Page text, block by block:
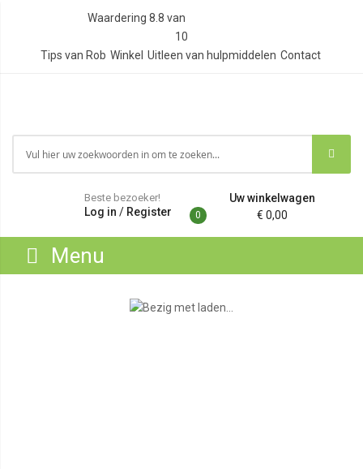
Waardering 8.8 van
10
Tips van Rob Winkel Uitleen van hulpmiddelen Contact
Beste bezoeker!
Log in / Register
Uw winkelwagen
0 € 0,00
Menu